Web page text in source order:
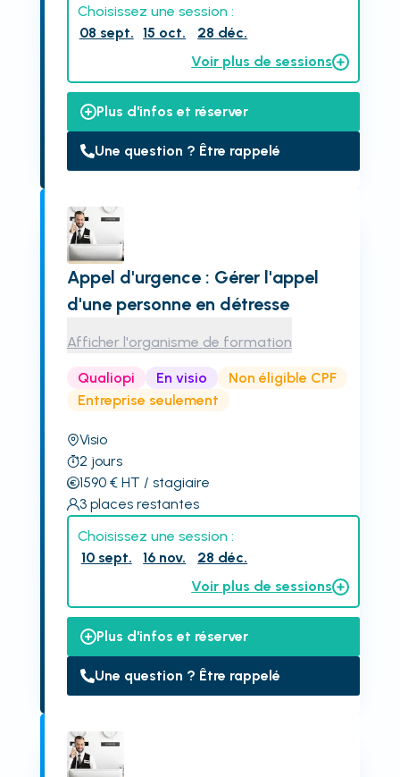
Choisissez une session :
08 sept. 15 oct.
28 déc.
Voir plus de sessions
Plus d'infos et réserver
Une question ? Être rappelé
Appel d'urgence : Gérer l'appel
d'une personne en détresse
Afficher l'organisme de formation
Qualiopi En visio
Non éligible CPF
Entreprise seulement
Visio
2 jours
1590€ HT / stagiaire
3 places restantes
Choisissez une session :
10 sept.
16 nov.
28 déc.
Voir plus de sessions
Plus d'infos et réserver
Une question ? Être rappelé